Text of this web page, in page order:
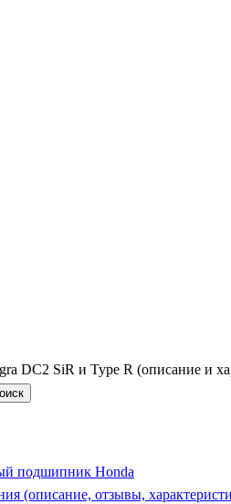
DC2 SiR и Type R (описание и
подшипник Honda
(описание, отзывы,